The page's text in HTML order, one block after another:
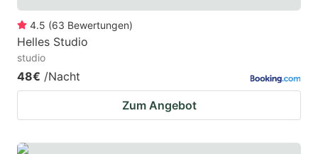
4.5 (63 Bewertungen)
Helles Studio
studio
48€ /Nacht
Zum Angebot